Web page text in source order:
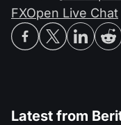
FXOpen Live Chat
Latest from